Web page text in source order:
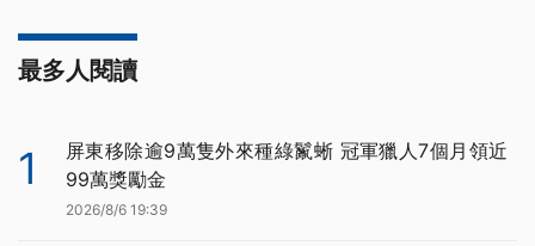
最多人閱讀
1
屏東移除逾9萬隻外來種綠鬣蜥 冠軍獵人7個月領近
99萬獎勵金
2026/8/6 19:39